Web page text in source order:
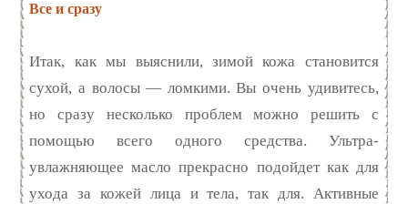
Все и сразу
Итак, как мы выяснили, зимой кожа становится
сухой, а волосы — ломкими. Вы очень удивитесь,
но сразу несколько проблем можно решить с
помощью всего одного средства. Ультра-
увлажняющее масло прекрасно подойдет как для
ухода за кожей лица и тела, так для. Активные